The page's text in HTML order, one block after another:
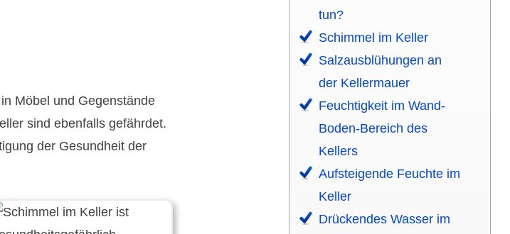
Möbel und Gegen­stände
sind eben­falls gefähr­det.
der Gesund­heit der
tun?
Schimmel im Keller
Salz­ausblü­hungen an
der Keller­mauer
Feuchtig­keit im Wand-
Boden-Bereich des
Kellers
Aufsteigende Feuchte im
Keller
Drückendes Wasser im